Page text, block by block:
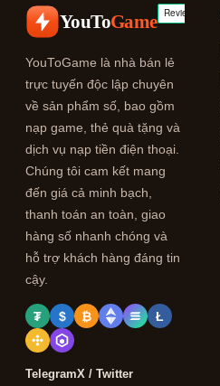
YouToGame
YouToGame là nhà bán lẻ
trực tuyến độc lập chuyên
về sản phẩm số, bao gồm
nạp game, thẻ quà tặng và
dịch vụ nạp tiền điện thoại.
Chúng tôi cam kết mang
đến giá cả minh bạch,
thanh toán an toàn, giao
hàng số nhanh chóng và
hỗ trợ khách hàng đáng tin
cậy.
₮ $ ₿ Ł
TelegramX / Twitter